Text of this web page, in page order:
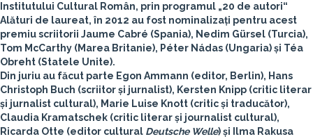
Institutului Cultural Român, prin programul „20 de autori“
Alături de laureat, în 2012 au fost nominalizați pentru acest
premiu scriitorii Jaume Cabré (Spania), Nedim Gürsel (Turcia),
Tom McCarthy (Marea Britanie), Péter Nádas (Ungaria) și Téa
Obreht (Statele Unite).
Din juriu au făcut parte Egon Ammann (editor, Berlin), Hans
Christoph Buch (scriitor și jurnalist), Kersten Knipp (critic literar
și jurnalist cultural), Marie Luise Knott (critic și traducător),
Claudia Kramatschek (critic literar și journalist cultural),
Ricarda Otte (editor cultural Deutsche Welle) și
Ilma Rakusa